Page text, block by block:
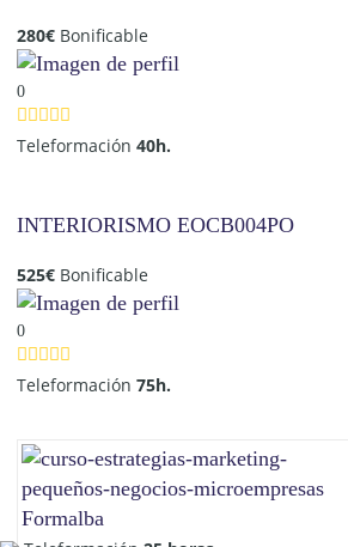
280€ Bonificable
0
Teleformación40h.
INTERIORISMO EOCB004PO
525€ Bonificable
0
Teleformación75h.